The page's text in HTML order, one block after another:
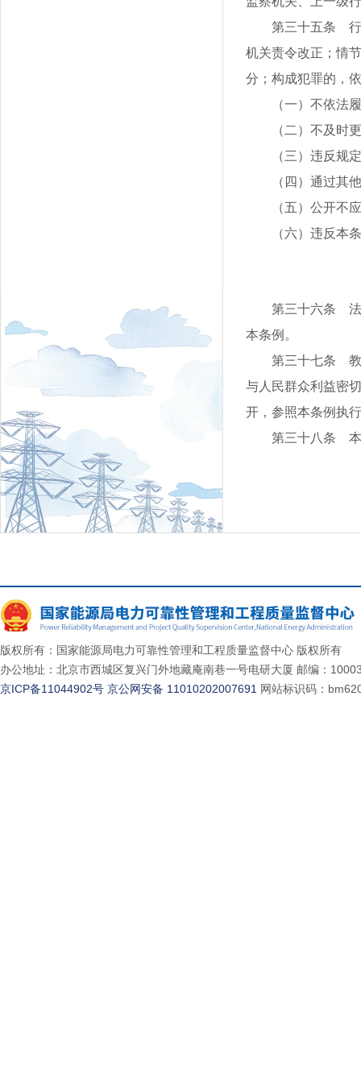
第三十五条 行
机关责令改正；情
分；构成犯罪的，
（一）不依法
（二）不及时
（三）违反规
（四）通过其
（五）公开不
（六）违反本
第三十六条 法
本条例。
第三十七条 教
与人民群众利益密
开，参照本条例执
第三十八条 本
版权所有：国家能源局电力可靠性管理和工程质量监督中心 版权所有
办公地址：北京市西城区复兴门外地藏庵南巷一号电研大厦 邮编：
京ICP备11044902号 京公网安备 11010202007691 网站标识码：